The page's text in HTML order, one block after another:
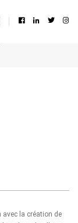
avec la création de